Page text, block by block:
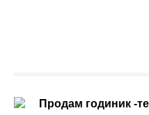
Продам годиник -